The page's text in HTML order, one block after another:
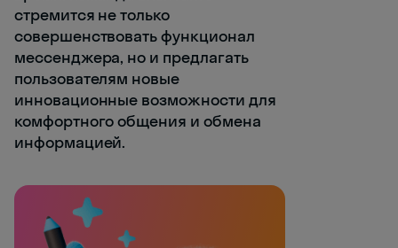
стремится не только
совершенствовать функционал
мессенджера, но и предлагать
пользователям новые
инновационные возможности для
комфортного общения и обмена
информацией.